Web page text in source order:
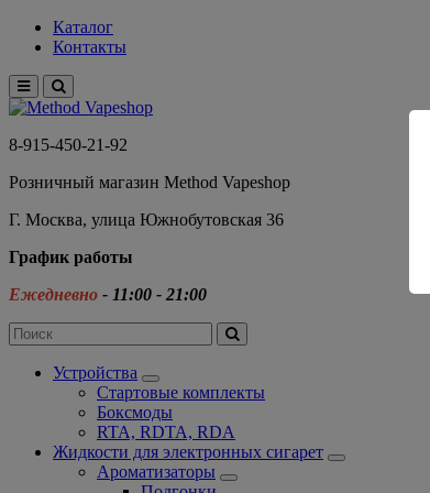
Каталог
Контакты
8-915-450-21-92
Розничный магазин Method Vapeshop
Г. Москва, улица Южнобутовская 36
График работы
Ежедневно - 11:00 - 21:00
Устройства
Стартовые комплекты
Боксмоды
RTA, RDTA, RDA
Жидкости для электронных сигарет
Ароматизаторы